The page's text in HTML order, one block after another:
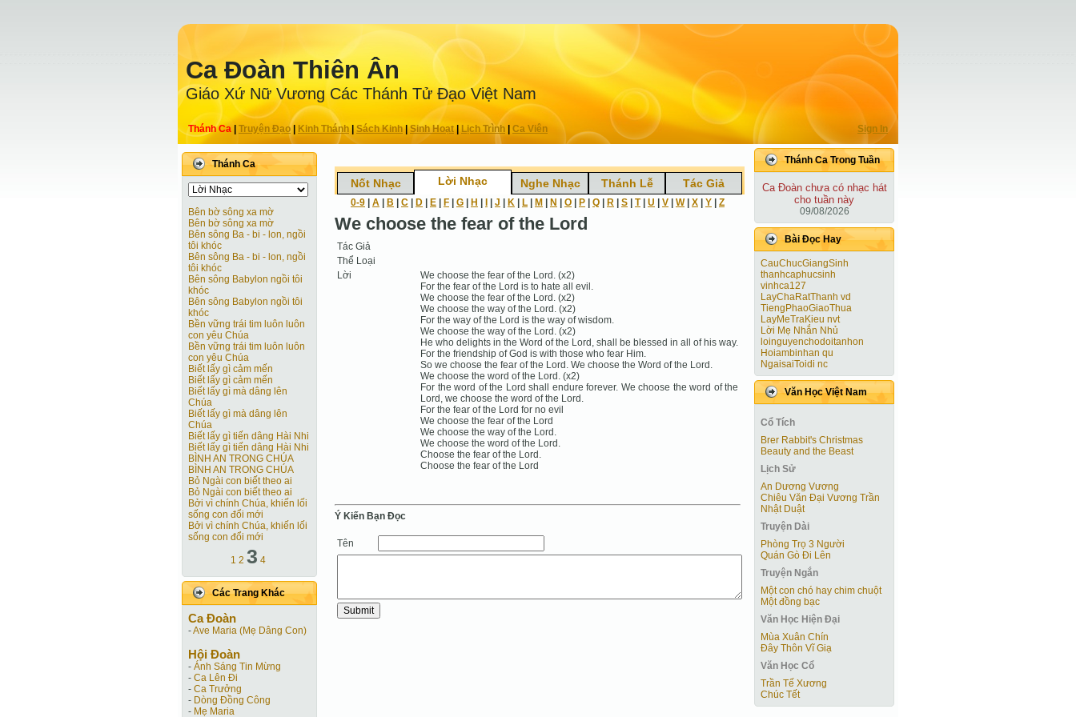
Ca Ðoàn Thiên Ân
Giáo Xứ Nữ Vương Các Thánh Tử Ðạo Việt Nam
Thánh Ca Truyện Ðạo| Kinh Thánh Sách Kinh|Sinh Hoạt| Lịch Trình Ca Viên Sign In
Thánh Ca
Bên bờ sông xa mờ
Bên bờ sông xa mờ
Bên sông Ba - bi - lon, ngồi
tôi khóc
Bên sông Ba - bi - lon, ngồi
tôi khóc
Bên sông Babylon ngồi tôi
khóc
Bên sông Babylon ngồi tôi
khóc
Bền vững trái tim luôn luôn
con yêu Chúa
Bền vững trái tim luôn luôn
con yêu Chúa
Biết lấy gì cảm mến
Biết lấy gì cảm mến
Biết lấy gì mà dâng lên
Chúa
Biết lấy gì mà dâng lên
Chúa
Biết lấy gì tiến dâng Hài Nhi
Biết lấy gì tiến dâng Hài Nhi
BÌNH AN TRONG CHÚA
BÌNH AN TRONG CHÚA
Bỏ Ngài con biết theo ai
Bỏ Ngài con biết theo ai
Bởi vì chính Chúa, khiến lối
sống con đổi mới
Bởi vì chính Chúa, khiến lối
sống con đổi mới
1 2 3 4
Các Trang Khác
Ca Ðoàn
-Ave Maria (Mẹ Dâng Con)
Hội Ðoàn
- Ánh Sáng Tin Mừng
- Ca Lên Đi
- Ca Trưởng
- Dòng Đồng Công
- Mẹ Maria
Nốt Nhạc Lời Nhạc Nghe Nhạc Thánh Lễ Tác Giả
0-9 A B C D E F G H J K L M N O P Q R S T| U V W| X Y Z
We choose the fear of the Lord
Tác Giả
Thể Loại
Lời
We choose the fear of the Lord. (x2)
For the fear of the Lord is to hate all evil.
We choose the fear of the Lord. (x2)
We choose the way of the Lord. (x2)
For the way of the Lord is the way of wisdom.
We choose the way of the Lord. (x2)
He who delights in the Word of the Lord, shall be blessed in all of his way.
For the friendship of God is with those who fear Him.
So we choose the fear of the Lord. We choose the Word of the Lord.
We choose the word of the Lord. (x2)
For the word of the Lord shall endure forever. We choose the word of the
Lord, we choose the word of the Lord.
For the fear of the Lord for no evil
We choose the fear of the Lord
We choose the way of the Lord.
We choose the word of the Lord.
Choose the fear of the Lord.
Choose the fear of the Lord
Ý Kiến Bạn Ðọc
Tên
Thánh Ca Trong Tuần
Ca Ðoàn chưa có nhạc hát
cho tuần này
09/08/2026
Bài Ðọc Hay
CauChucGiangSinh
thanhcaphucsinh
vinhca127
LayChaRatThanh vd
TiengPhaoGiaoThua
LayMeTraKieu nvt
Lời Mẹ Nhắn Nhủ
loinguyenchodoitanhon
Hoiambinhan qu
NgaisaiToidi nc
Văn Học Việt Nam
Cổ Tích
Brer Rabbit's Christmas
Beauty and the Beast
Lịch Sử
An Dương Vương
Chiêu Văn Đại Vương Trần
Nhật Duật
Truyện Dài
Phòng Trọ 3 Người
Quán Gò Đi Lên
Truyện Ngắn
Một con chó hay chim chuột
Một đồng bạc
Văn Học Hiện Ðại
Mùa Xuân Chín
Đây Thôn Vĩ Giạ
Văn Học Cổ
Trần Tế Xương
Chúc Tết